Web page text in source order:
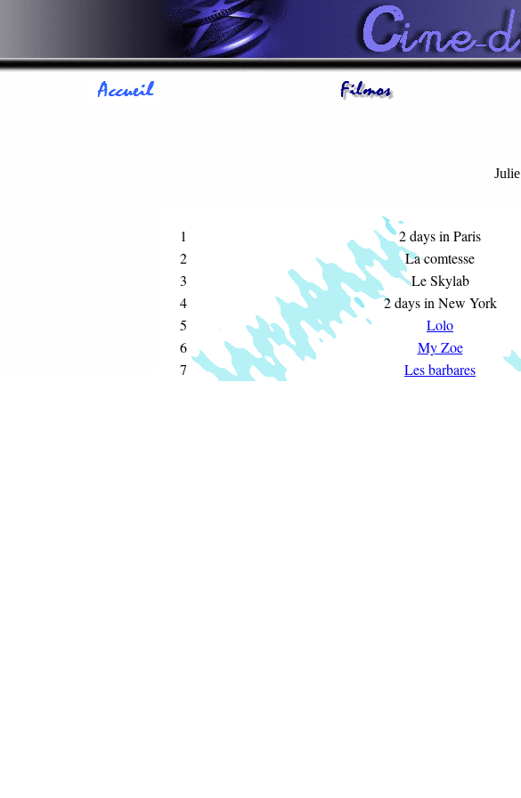
Julie
1 2 days in Paris
2 La comtesse
3 Le Skylab
4 2 days in New York
5 Lolo
6 My Zoe
7 Les barbares